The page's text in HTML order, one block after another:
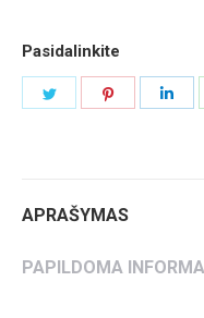
Pasidalinkite
APRAŠYMAS
PAPILDOMA